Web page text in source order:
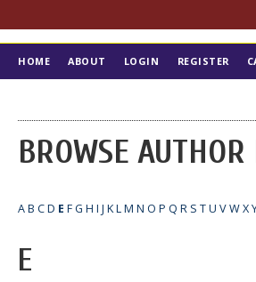
HOME ABOUT LOGIN REGISTER
BROWSE
AB CD E FG H I J KLM N O P Q R S TU VWX
E